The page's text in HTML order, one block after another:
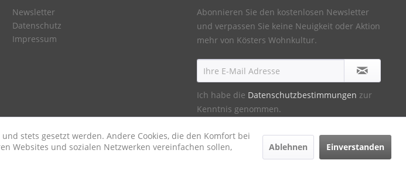
Newsletter
Datenschutz
Impressum
Abonnieren Sie den kostenlosen Newsletter
und verpassen Sie keine Neuigkeit oder Aktion
mehr von Kösters Wohnkultur.
Ich habe die Datenschutzbestimmungen zur
Kenntnis genommen.
stets gesetzt werden. Andere Cookies, die den Komfort bei
Websites und sozialen Netzwerken vereinfachen sollen,
Ablehnen Einverstanden